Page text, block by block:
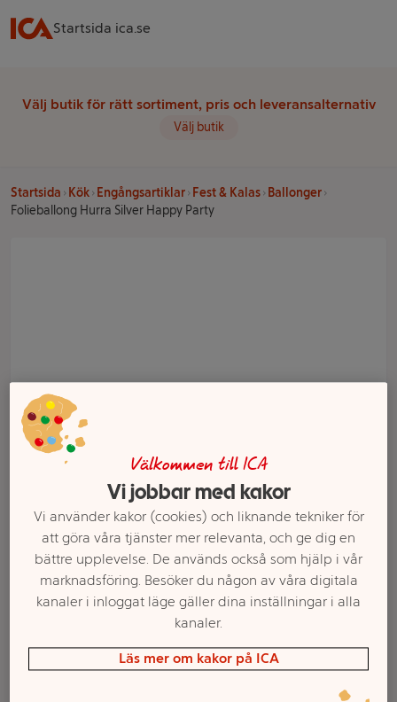
Startsida ica.se
Välj butik för rätt sortiment, pris och leveransalternativ
Välj butik
Startsida Kök Engångsartiklar Fest & Kalas
Ballonger
Folieballong Hurra Silver Happy Party
Välj butik och handla
Sortimentet kan variera mellan butikerna
Välkommen till ICA
Vi jobbar med kakor
Vi använder kakor (cookies) och liknande tekniker för
att göra våra tjänster mer relevanta, och ge dig en
bättre upplevelse. De används också som hjälp i vår
marknadsföring. Besöker du någon av våra digitala
kanaler i inloggat läge gäller dina inställningar i alla
kanaler.
Läs mer om kakor på ICA